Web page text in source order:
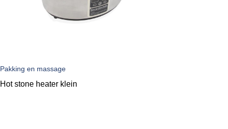
Pakking en massage
Hot stone heater klein